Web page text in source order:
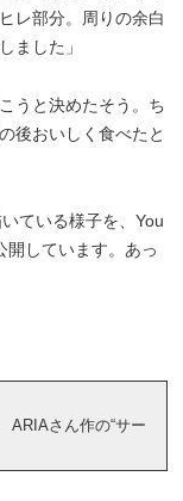
レ部分。周りの余白
ました」
うと決めたそう。ち
後おいしく食べたと
ている様子を、You
開しています。あっ
ARIAさん作の“サー